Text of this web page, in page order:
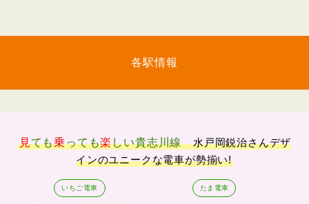
各駅情報
見ても乗っても楽しい貴志川線
水戸岡鋭治さんデザ
インのユニークな電車が勢揃い!
いちご電車 たま電車